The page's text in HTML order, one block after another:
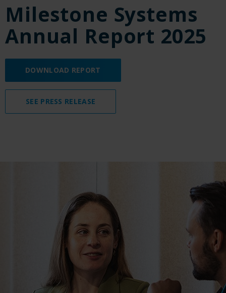
Milestone Systems
Annual Report 2025
DOWNLOAD REPORT
SEE PRESS RELEASE